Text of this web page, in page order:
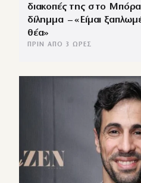
διακοπές της στο
δίλημμα – «Είμαι
θέα»
ΠΡΙΝ ΑΠΌ 3 ΏΡΕΣ